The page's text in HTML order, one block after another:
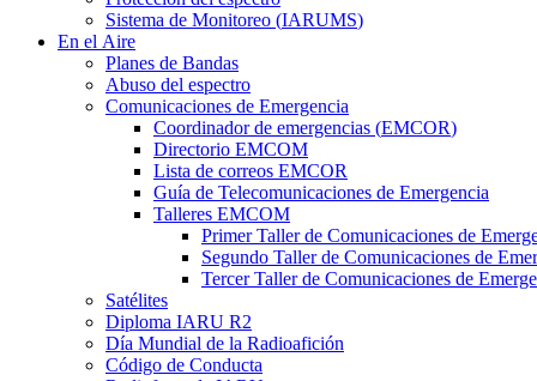
Sistema de Monitoreo (IARUMS)
En el Aire
Planes de Bandas
Abuso del espectro
Comunicaciones de Emergencia
Coordinador de emergencias (EMCOR)
Directorio EMCOM
Lista de correos EMCOR
Guía de Telecomunicaciones de Emergencia
Talleres EMCOM
Primer Taller de Comunicaciones de
Segundo Taller de Comunicaciones de
Tercer Taller de Comunicaciones de
Satélites
Diploma IARU R2
Día Mundial de la Radioafición
Código de Conducta